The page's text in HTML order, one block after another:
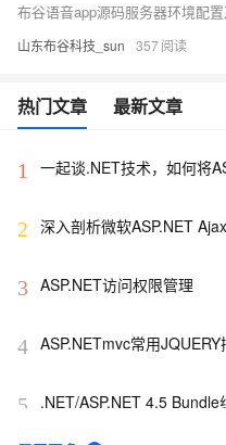
布谷语音app源码服务器环境配置
山东布谷科技_sun 357
热门文章 最新文章
1
一起谈.NET技术，如何将
2 深入剖析微软ASP.NET
3 ASP.NET访问权限管理
4 ASP.NETmvc常用JQUERY
5
.NET/ASP.NET 4.5